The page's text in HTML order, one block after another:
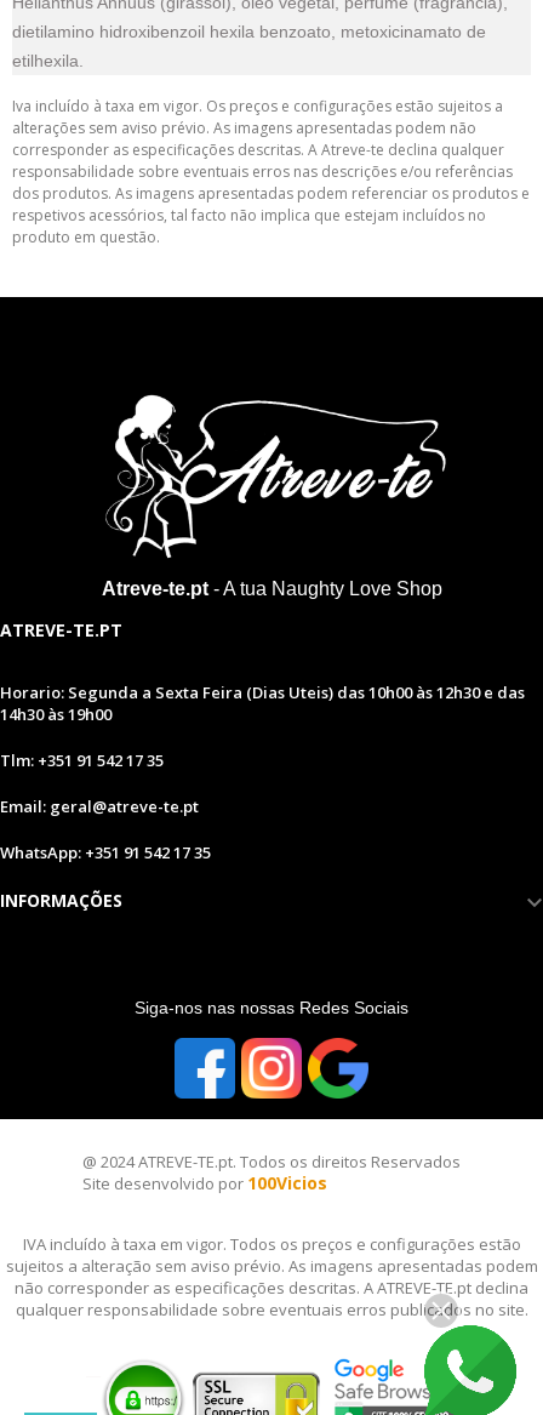
dietilamino hidroxibenzoil hexila benzoato, metoxicinamato de
etilhexila.
Iva incluído à taxa em vigor. Os preços e configurações estão sujeitos a
alterações sem aviso prévio. As imagens apresentadas podem não
corresponder as especificações descritas. A Atreve-te declina qualquer
responsabilidade sobre eventuais erros nas descrições e/ou referências
dos produtos. As imagens apresentadas podem referenciar os produtos e
respetivos acessórios, tal facto não implica que estejam incluídos no
produto em questão.
Atreve-te.pt- A tua Naughty Love Shop
ATREVE-TE.PT
Horario: Segunda a Sexta Feira (Dias Uteis) das 10h00 às 12h30 e das
14h30 às 19h00
Tlm: +351 91 542 17 35
Email: geral@atreve-te.pt
WhatsApp: +351 91 542 17 35
INFORMAÇÕES
Siga-nos nas nossas Redes Sociais
@ 2024 ATREVE-TE.pt. Todos os direitos Reservados
Site desenvolvido por 100Vicios
IVA incluído à taxa em vigor. Todos os preços e configurações estão
sujeitos a alteração sem aviso prévio. As imagens apresentadas podem
não corresponder as especificações descritas. A ATREVE-TE.pt declina
qualquer responsabilidade sobre eventuais erros publicados no site.